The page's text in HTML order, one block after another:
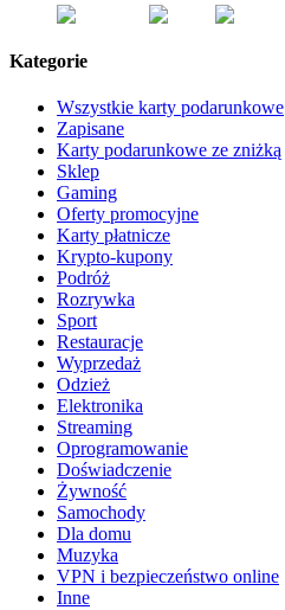
Kategorie
Wszystkie karty podarunkowe
Zapisane
Karty podarunkowe ze zniżką
Sklep
Gaming
Oferty promocyjne
Karty płatnicze
Krypto-kupony
Podróż
Rozrywka
Sport
Restauracje
Wyprzedaż
Odzież
Elektronika
Streaming
Oprogramowanie
Doświadczenie
Żywność
Samochody
Dla domu
Muzyka
VPN i bezpieczeństwo online
Inne